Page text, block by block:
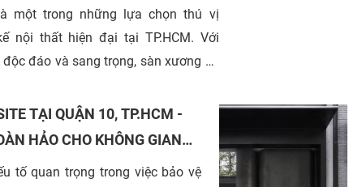
mà còn mang lại nhiều lợi
sử dụng.
một trong những lựa chọn thú vị
nội thất hiện đại tại TP.HCM. Với
đáo và sang trọng, sàn xương cá
việc. Công ty Huy Bảo Tín tự hào
vụ thiết kế và thi công sàn xương cá
TP.HCM.
TẠI QUẬN 10, TP.HCM -
HẢO CHO KHÔNG GIAN
TY HUY BẢO TÍN
tố quan trọng trong việc bảo vệ